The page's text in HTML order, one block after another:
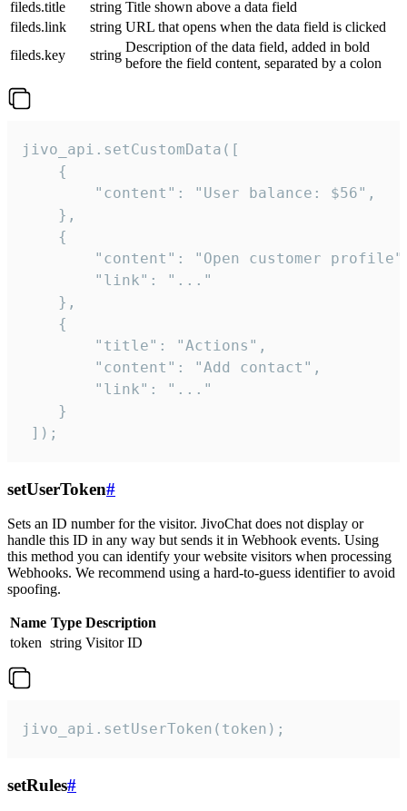
fileds.title
string Title shown above a data field
fileds.link
string URL that opens when the data field is clicked
fileds.key
string
Description of the data field, added in bold
before the field content, separated by a colon
jivo_api.setCustomData([
    {
        "content": "User balance: $56",
    },
    {
"content": "Open customer
        "link": "..."
    },
    {
        "title": "Actions",
        "content": "Add contact",
        "link": "..."
    }
]);
setUserToken#
Sets an ID number for the visitor. JivoChat does not display or
handle this ID in any way but sends it in Webhook events. Using
this method you can identify your website visitors when processing
Webhooks. We recommend using a hard-to-guess identifier to avoid
spoofing.
Name Type Description
token string Visitor ID
jivo_api.setUserToken(token);
setRules#